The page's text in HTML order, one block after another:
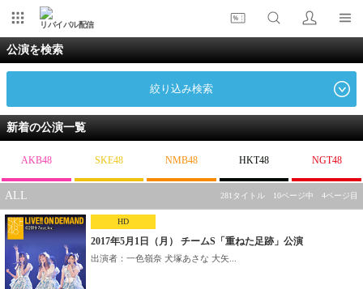
リバイバル配信
公演を検索
絞り込み検索
新着の公演一覧
AKB48 SKE48 NMB48 HKT48 NGT48
ALL 281タイトル 10ページ中 4ページ目
HD
2017年5月1日（月） チームS「重ねた足跡」公演
出演者：一色嶺奈 犬塚あさな 大矢...